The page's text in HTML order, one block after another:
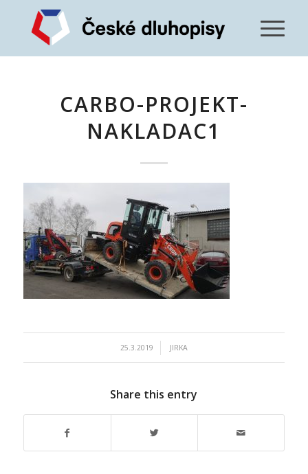
CARBO-PROJEKT-
NAKLADAC1
25.3.2019 JIRKA
Share this entry